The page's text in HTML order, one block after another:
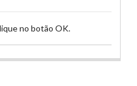
no botão OK.